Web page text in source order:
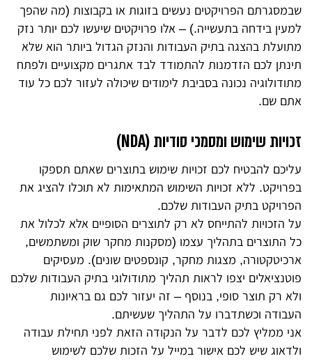
שבמסגרתם הפרויקטים נעשים בזוגות או בקבוצות (מה שהפך
למעין בידחה בתעשייה.) – אלו פרויקטים שיעשו לכם יותר נזק
מתועלת בהצגה בתיק העבודות והנזק הגדול ביותר הוא שלא
תינתן לכם הזדמנות להתמודד לבד אתגרים מקצועיים ולפתח
מתודולוגיה נכונה בסביבת לימודים שיכולה לעזור לכם כל עוד
אתם שם.
זכויות שימוש ומסמכי סודיות (NDA)
עליכם להבטיח לכם זכויות שימוש בתוצרים שאתם תספקו
בפרויקט. ללא זכויות השימוש המתאימות לא תוכלו להציג את
הפרויקט בתיק העבודות שלכם.
על הזכויות להתייחס לא רק לתוצרים הסופיים אלא לכלול את
כל התוצרים בתהליך עצמו (מסקנות מחקר שוק ומשתמשים,
ארכיטקטורה, מצגות מחקר, קונספטים שונים). מעסיקים
פוטנציאלים יצפו לראות תהליך מתודולוגי בתיק העבודות שלכם
ולא רק תוצר סופי, בנוסף – זה יעזור לכם גם בראיונות
העבודה וכשתדברו על התהליך שעשיתם.
אני ממליץ לכם לדבר על הנקודה הזאת לפני תחילת עבודה
ולדאוג שיש לכם אישור במייל על הזכות שלכם לשימוש